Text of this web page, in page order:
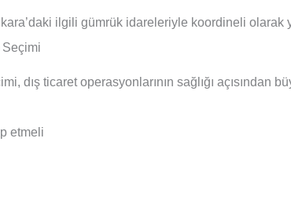
ilgili gümrük idareleriyle koordineli olarak
dış ticaret operasyonlarının sağlığı açısından
etmeli